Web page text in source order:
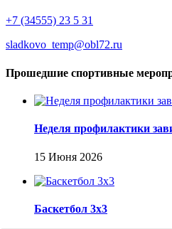
+7 (34555) 23 5 31
sladkovo_temp@obl72.ru
Прошедшие спортивные
Неделя профилактики
15 Июня 2026
Баскетбол 3х3